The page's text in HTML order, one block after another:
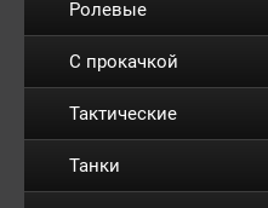
Ролевые
С прокачкой
Тактические
Танки